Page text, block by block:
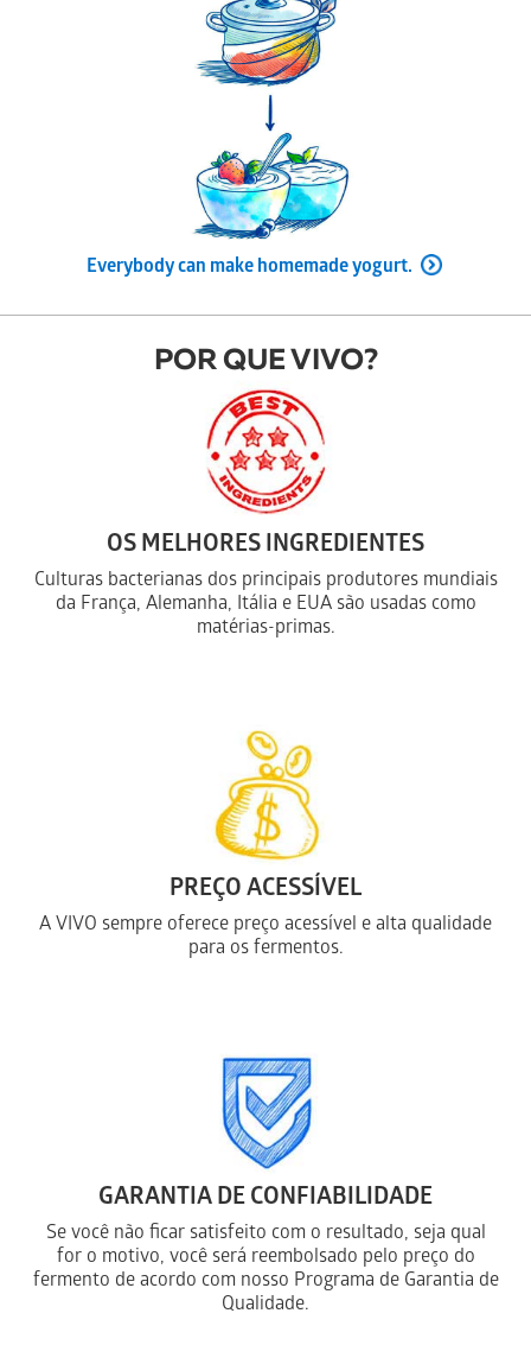
Everybody can make homemade yogurt.
POR QUE VIVO?
OS MELHORES INGREDIENTES
Culturas bacterianas dos principais produtores mundiais
da França, Alemanha, Itália e EUA são usadas como
matérias-primas.
PREÇO ACESSÍVEL
A VIVO sempre oferece preço acessível e alta qualidade
para os fermentos.
GARANTIA DE CONFIABILIDADE
Se você não ficar satisfeito com o resultado, seja qual
for o motivo, você será reembolsado pelo preço do
fermento de acordo com nosso Programa de Garantia de
Qualidade.